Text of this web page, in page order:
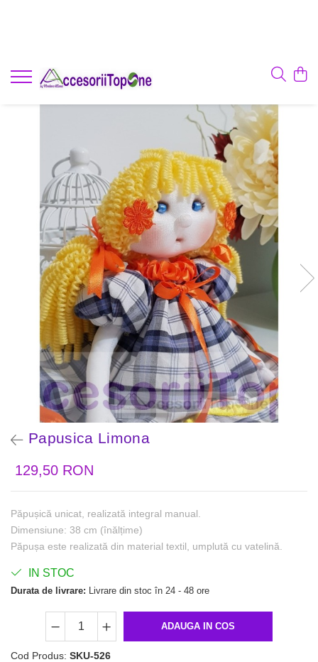
Papusica Limona
129,50 RON
Păpușică unicat, realizată integral manual.
Dimensiune: 38 cm (înălțime)
Păpușa este realizată din material textil, umplută cu vatelină.
IN STOC
Durata de livrare: Livrare din stoc în 24 - 48 ore
ADAUGA IN COS
Cod Produs: SKU-526